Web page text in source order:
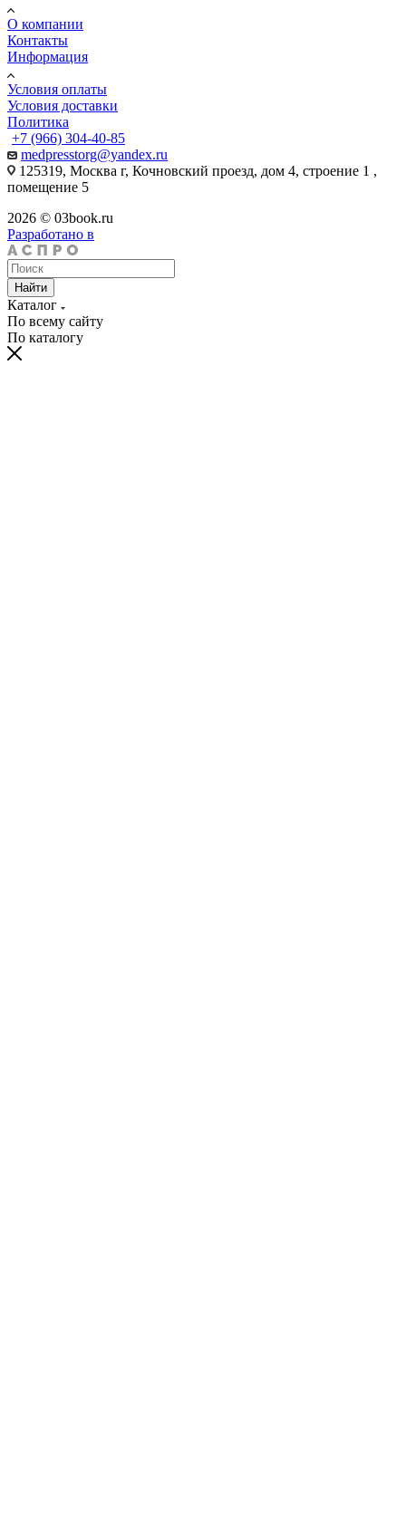
О компании
Контакты
Информация
Условия оплаты
Условия доставки
Политика
+7 (966) 304-40-85
medpresstorg@yandex.ru
125319, Москва г, Кочновский проезд, дом 4, строение 1 ,
помещение 5
2026 © 03book.ru
Разработано в
Найти
Каталог
По всему сайту
По каталогу